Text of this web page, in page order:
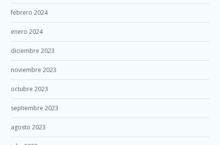
febrero 2024
enero 2024
diciembre 2023
noviembre 2023
octubre 2023
septiembre 2023
agosto 2023